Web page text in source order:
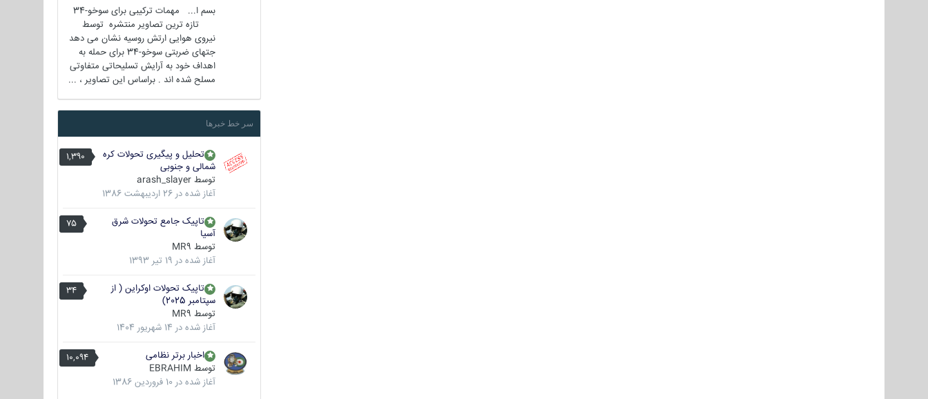
بسم ا... مهمات ترکیبی برای سوخو-34
تازه ترین تصاویر منتشره توسط
نیروی هوایی ارتش روسیه نشان می دهد
جتهای ضربتی سوخو-34 برای حمله به
اهداف خود به آرایش تسلیحاتی متفاوتی
مسلح شده اند . براساس این تصاویر ، ...
سر خط خبرها
1,390
تحلیل و پیگیری تحولات کره
شمالی و جنوبی
توسط arash_slayer
آغاز شده در 26 اردیبهشت 1386
75
تاپیک جامع تحولات شرق
آسیا
توسط MR9
آغاز شده در 19 تیر 1393
34
تاپیک تحولات اوکراین ( از
سپتامبر 2025)
توسط MR9
آغاز شده در 14 شهریور 1404
10,094
اخبار برتر نظامی
توسط EBRAHIM
آغاز شده در 10 فروردین 1386